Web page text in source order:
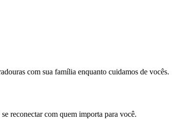
com sua família enquanto cuidamos de vocês.
reconectar com quem importa para você.